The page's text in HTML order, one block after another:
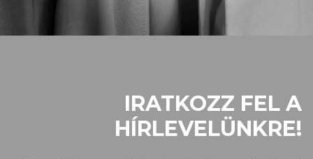
IRATKOZZ FEL A
HÍRLEVELÜNKRE!